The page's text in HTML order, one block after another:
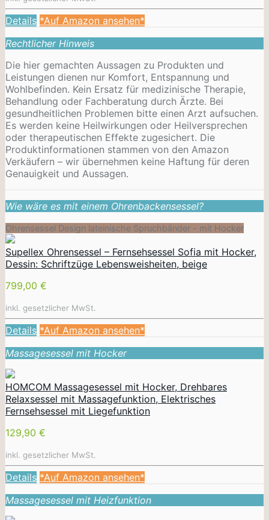
Details *Auf Amazon ansehen*
Rechtlicher Hinweis
Die hier gemachten Aussagen zu Produkten und
Leistungen dienen nur Komfort, Entspannung und
Wohlbefinden. Kein Ersatz für medizinische Therapie,
Behandlung oder Fachberatung durch Ärzte. Bei
gesundheitlichen Problemen bitte einen Arzt aufsuchen.
Es werden keine Heilwirkungen oder Heilversprechen
oder therapeutischen Effekte zugesichert. Die
Produktinformationen stammen von den Amazon
Verkäufern – wir übernehmen keine Haftung für deren
Genauigkeit und Aussagen.
Wie wäre es mit einem Ohrenbackensessel?
Ohrensessel Design lateinische Spruchbänder - mit Hocker
Supellex Ohrensessel – Fernsehsessel Sofia mit Hocker,
Dessin: Schriftzüge Lebensweisheiten, beige
799,00 €
inkl. gesetzlicher MwSt.
Details *Auf Amazon ansehen*
Massagesessel mit Hocker
HOMCOM Massagesessel mit Hocker, Drehbares
Relaxsessel mit Massagefunktion, Elektrisches
Fernsehsessel mit Liegefunktion
129,90 €
inkl. gesetzlicher MwSt.
Details *Auf Amazon ansehen*
Massagesessel mit Heizfunktion